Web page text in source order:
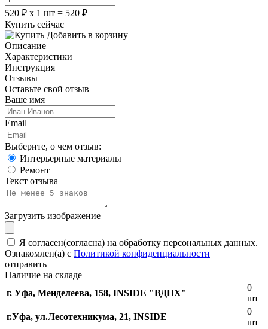
520 ₽ х 1 шт = 520 ₽
Купить сейчас
Добавить в корзину
Описание
Характеристики
Инструкция
Отзывы
Оставьте свой отзыв
Ваше имя
Email
Выберите, о чем отзыв:
Интерьерные материалы
Ремонт
Текст отзыва
Загрузить изображение
Я согласен(согласна) на обработку персональных данных.
Ознакомлен(а) с Политикой конфиденциальности
отправить
Наличие на складе
г. Уфа, Менделеева, 158, INSIDE "ВДНХ"
0
шт
г.Уфа, ​ул.Лесотехникума, 21, INSIDE
0
шт